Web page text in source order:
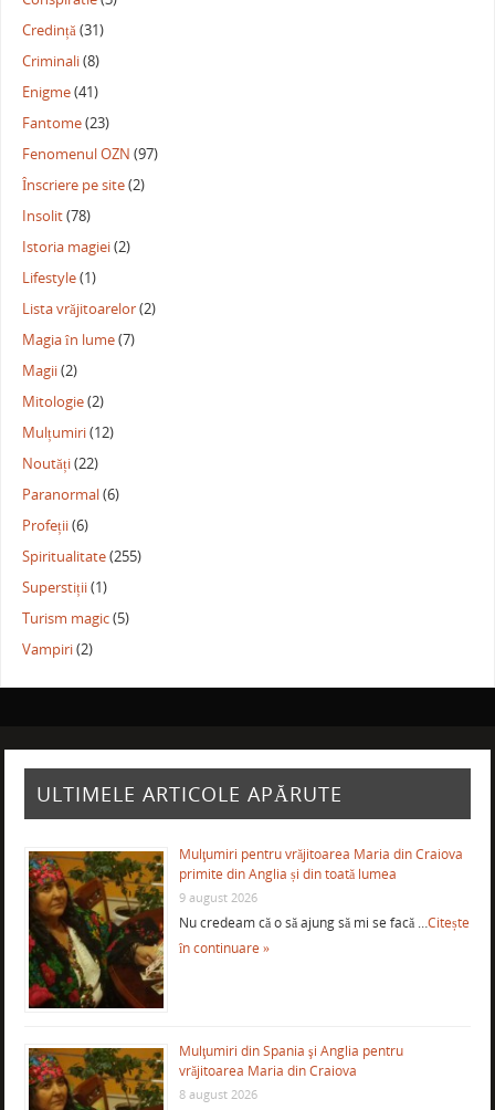
Credință(31)
Criminali(8)
Enigme(41)
Fantome(23)
Fenomenul OZN (97)
Înscriere pe site(2)
Insolit(78)
Istoria magiei(2)
Lifestyle(1)
Lista vrăjitoarelor(2)
Magia în lume(7)
Magii(2)
Mitologie(2)
Mulțumiri(12)
Noutăți(22)
Paranormal(6)
Profeții(6)
Spiritualitate(255)
Superstiții(1)
Turism magic(5)
Vampiri(2)
ULTIMELE ARTICOLE APĂRUTE
Mulţumiri pentru vrăjitoarea Maria din Craiova
primite din Anglia și din toată lumea
9 august 2026
Nu credeam că o să ajung să mi se facă …Citește
în continuare »
Mulţumiri din Spania şi Anglia pentru
vrăjitoarea Maria din Craiova
8 august 2026